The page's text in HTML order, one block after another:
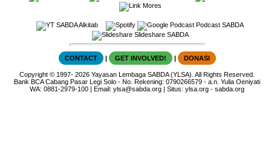
Mores
SABDA Alkitab
Podcast SABDA
Slideshare SABDA
CONTACT | GET INVOLVED! | DONASI
Copyright © 1997-2026Yayasan Lembaga SABDA (YLSA). All Rights Reserved.
Bank BCA Cabang Pasar Legi Solo - No. Rekening: 0790266579 - a.n. Yulia Oeniyati
WA:0881-2979-100 | Email:ylsa@sabda.org | Situs:ylsa.org -sabda.org